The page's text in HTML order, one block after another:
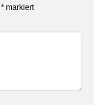
* markiert